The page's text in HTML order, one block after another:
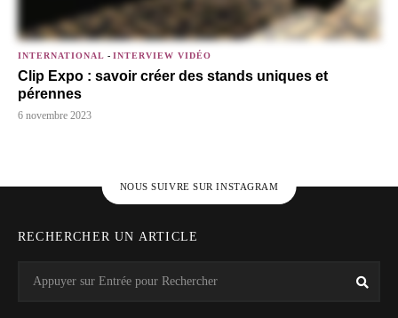
INTERNATIONAL - INTERVIEW VIDÉO
Clip Expo : savoir créer des stands uniques et
pérennes
6 novembre 2023
NOUS SUIVRE SUR INSTAGRAM
RECHERCHER UN ARTICLE
for: